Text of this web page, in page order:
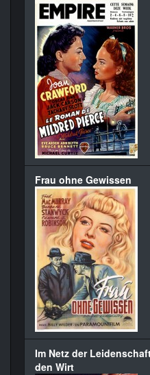
Frau ohne Gewissen
Im Netz der
den Wirt